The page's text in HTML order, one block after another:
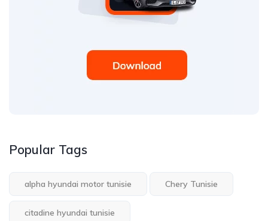
Popular Tags
alpha hyundai motor tunisie Chery Tunisie
citadine hyundai tunisie